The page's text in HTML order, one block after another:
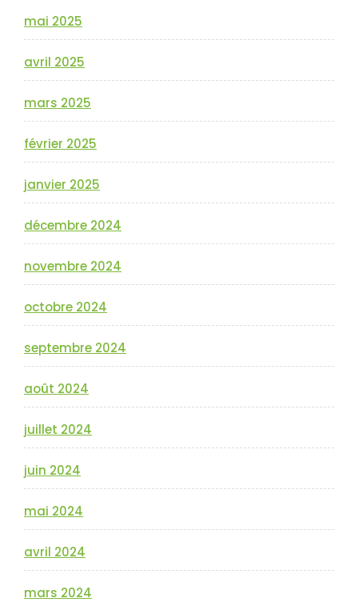
mai 2025
avril 2025
mars 2025
février 2025
janvier 2025
décembre 2024
novembre 2024
octobre 2024
septembre 2024
août 2024
juillet 2024
juin 2024
mai 2024
avril 2024
mars 2024